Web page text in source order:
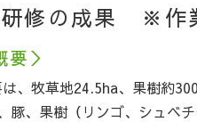
修の成果 ※作
要＞
、牧草地24.5ha、果樹約
豚、果樹（リンゴ、シュベ